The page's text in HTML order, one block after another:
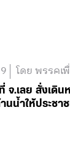
โดย พรรคเ
ที่ จ.เลย สั่ง
น้ำให้ประชา